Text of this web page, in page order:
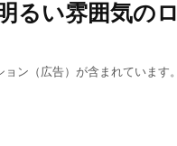
るい雰囲気のロ
ン（広告）が含まれています。